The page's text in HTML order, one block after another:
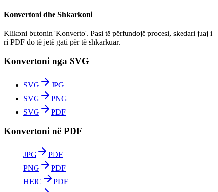
Konvertoni dhe Shkarkoni
Klikoni butonin 'Konverto'. Pasi të përfundojë procesi, skedari juaj i
ri PDF do të jetë gati për të shkarkuar.
Konvertoni nga SVG
SVG
JPG
SVG
PNG
SVG
PDF
Konvertoni në PDF
JPG
PDF
PNG
PDF
HEIC
PDF